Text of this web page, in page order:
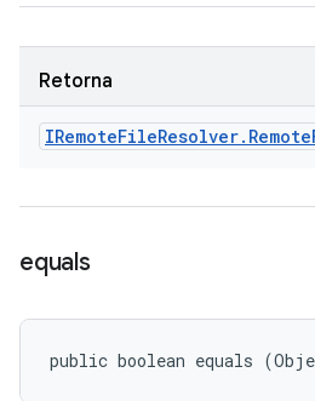
Retorna
IRemoteFileResolver. Remote
equals
public boolean equals